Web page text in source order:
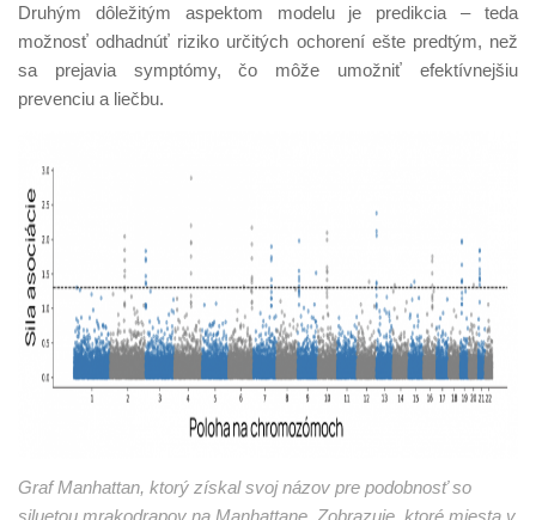
Druhým dôležitým aspektom modelu je predikcia – teda
možnosť odhadnúť riziko určitých ochorení ešte predtým, než
sa prejavia symptómy, čo môže umožniť efektívnejšiu
prevenciu a liečbu.
Graf Manhattan, ktorý získal svoj názov pre podobnosť so
siluetou mrakodrapov na Manhattane. Zobrazuje, ktoré miesta v